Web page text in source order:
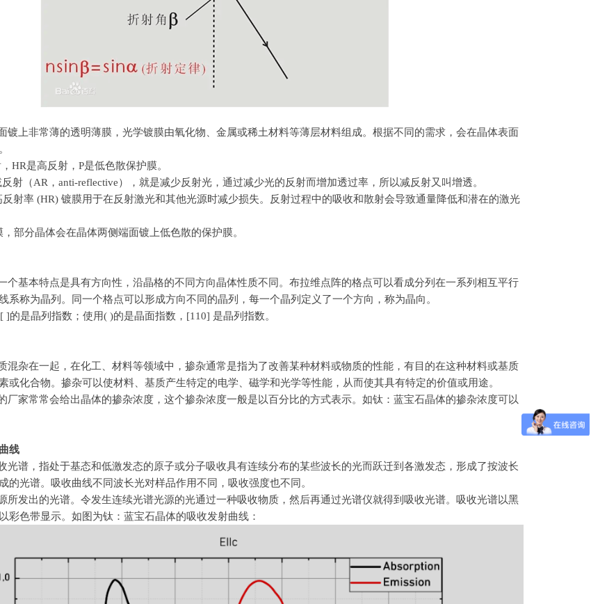
镀上非常薄的透明薄膜，光学镀膜由氧化物、金属或稀土材料等薄层材料组成。根据不同的需求，会在晶体表面
HR是高反射， P是低色散保护膜。
射（AR ， anti-reflective），就是减少反射光，通过减少光的反射而增加透过率，所以减反射又叫增透。
反射率 (HR) 镀膜用于在反射激光和其他光源时减少损失。反射过程中的吸收和散射会导致通量降低和潜在的激光
部分晶体会在晶体两侧端面镀上低色散的保护膜。
个基本特点是具有方向性，沿晶格的不同方向晶体性质不同。布拉维点阵的格点可以看成分列在一系列相互平行
系称为晶列。同一个格点可以形成方向不同的晶列，每一个晶列定义了一个方向，称为晶向。
[ ]的是晶列指数；使用( )的是晶面指数， [110] 是晶列指数。
混杂在一起，在化工、材料等领域中，掺杂通常是指为了改善某种材料或物质的性能，有目的在这种材料或基质
或化合物。掺杂可以使材料、基质产生特定的电学、磁学和光学等性能，从而使其具有特定的价值或用途。
厂家常常会给出晶体的掺杂浓度，这个掺杂浓度一般是以百分比的方式表示。如钛：蓝宝石晶体的掺杂浓度可以
线
光谱，指处于基态和低激发态的原子或分子吸收具有连续分布的某些波长的光而跃迁到各激发态，形成了按波长
的光谱。吸收曲线不同波长光对样品作用不同，吸收强度也不同。
所发出的光谱。令发生连续光谱光源的光通过一种吸收物质，然后再通过光谱仪就得到吸收光谱。吸收光谱以黑
彩色带显示。如图为钛：蓝宝石晶体的吸收发射曲线：